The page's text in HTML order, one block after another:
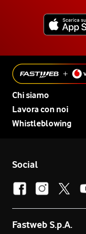
Chi siamo
Lavora con noi
Whistleblowing
Social
Fastweb S.p.A.